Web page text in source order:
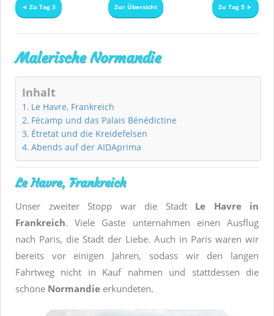
◄ Zu Tag 3 Zur Übersicht Zu Tag 5 ►
Malerische Normandie
Inhalt
Le Havre, Frankreich
Fécamp und das Palais Bénédictine
Étretat und die Kreidefelsen
Abends auf der AIDAprima
Le Havre, Frankreich
Unser zweiter Stopp war die Stadt Le Havre in
Frankreich. Viele Gäste unternahmen einen Ausflug
nach Paris, die Stadt der Liebe. Auch in Paris waren wir
bereits vor einigen Jahren, sodass wir den langen
Fahrtweg nicht in Kauf nahmen und stattdessen die
schöne Normandie erkundeten.